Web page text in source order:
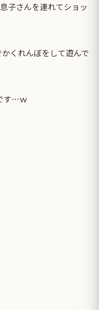
子さんを連れてショッ
くれんぼをして遊んで
す…ｗ